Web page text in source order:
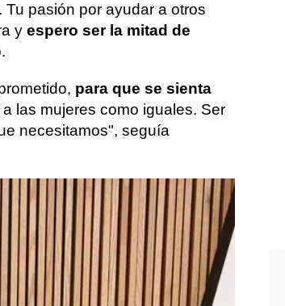
pasión por ayudar a otros
y espero ser la mitad de
para que se sienta
a las mujeres como iguales. Ser
necesitamos", seguía